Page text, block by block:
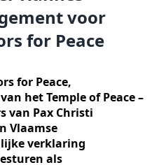
voor
for Peace
for Peace,
het Temple of Peace –
van Pax Christi
Vlaamse
verklaring
als